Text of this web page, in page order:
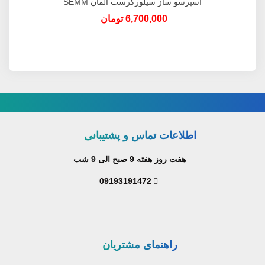
اسپرسو ساز سیلورکرست المان SEMM
1470 A1 | اورجینال
6,700,000 تومان
اطلاعات تماس و پشتیبانی
هفت روز هفته 9 صبح الی 9 شب
09193191472
راهنمای مشتریان